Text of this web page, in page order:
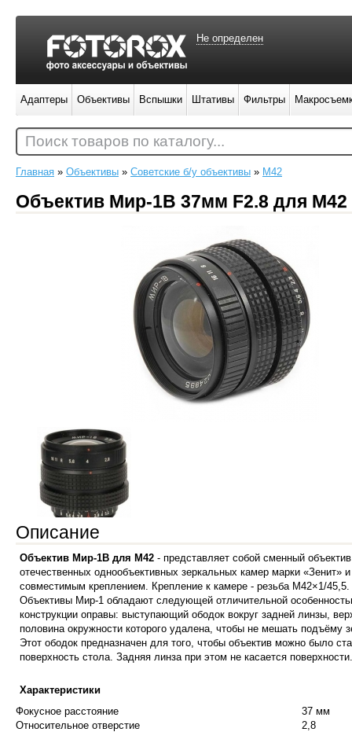
Главная » Объективы » Советские б/у объективы » M42
Объектив Мир-1В 37мм F2.8 для М42
Описание
Объектив Мир-1В для М42 - представляет собой сменный
отечественных однообъективных зеркальных камер марки «Зенит»
совместимым креплением. Крепление к камере - резьба М42×1/45,5.
Объективы Мир-1 обладают следующей отличительной
конструкции оправы: выступающий ободок вокруг задней линзы,
половина окружности которого удалена, чтобы не мешать подъёму
Этот ободок предназначен для того, чтобы объектив можно было
поверхность стола. Задняя линза при этом не касается поверхности.
Характеристики
Фокусное расстояние
37 мм
Относительное отверстие
2,8
Не определен
Адаптеры Объективы Вспышки Штативы Фильтры
Поиск товаров по каталогу...